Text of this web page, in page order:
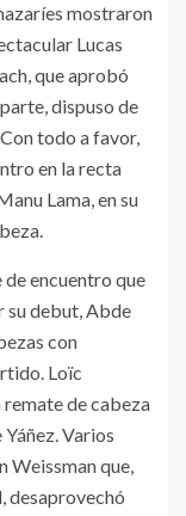
mostraron
Lucas
que aprobó
dispuso de
todo a favor,
en la recta
Lama, en su
de encuentro que
su debut, Abde
con
Loïc
de cabeza
Varios
Weissman que,
desaprovechó